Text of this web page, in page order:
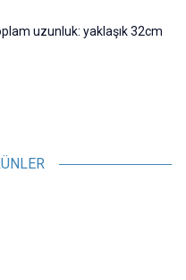
uzunluk: yaklaşık 32cm